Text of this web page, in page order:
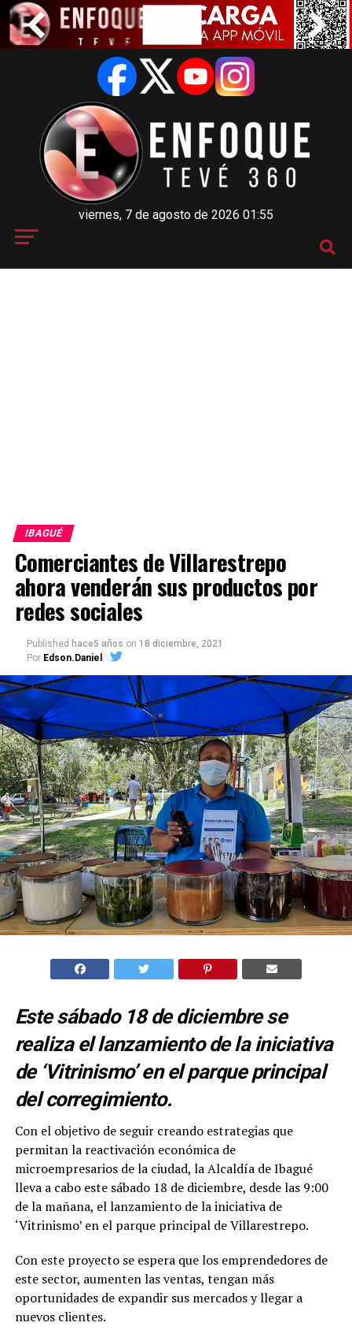
viernes, 7 de agosto de 2026 01:55
IBAGUÉ
Comerciantes de Villarestrepo
ahora venderán sus productos por
redes sociales
Published hace5 años on 18 diciembre, 2021
Por Edson.Daniel
Este sábado 18 de diciembre se
realiza el lanzamiento de la iniciativa
de ‘Vitrinismo’ en el parque principal
del corregimiento.
Con el objetivo de seguir creando estrategias que
permitan la reactivación económica de
microempresarios de la ciudad, la Alcaldía de Ibagué
lleva a cabo este sábado 18 de diciembre, desde las 9:00
de la mañana, el lanzamiento de la iniciativa de
‘Vitrinismo’ en el parque principal de Villarestrepo.
Con este proyecto se espera que los emprendedores de
este sector, aumenten las ventas, tengan más
oportunidades de expandir sus mercados y llegar a
nuevos clientes.